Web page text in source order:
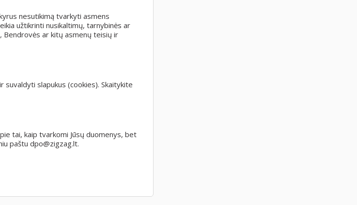
nesutikimą tvarkyti asmens
užtikrinti nusikaltimų, tarnybinės ar
Bendrovės ar kitų asmenų teisių ir
suvaldyti slapukus (cookies). Skaitykite
tai, kaip tvarkomi Jūsų duomenys, bet
paštu dpo@zigzag.lt.